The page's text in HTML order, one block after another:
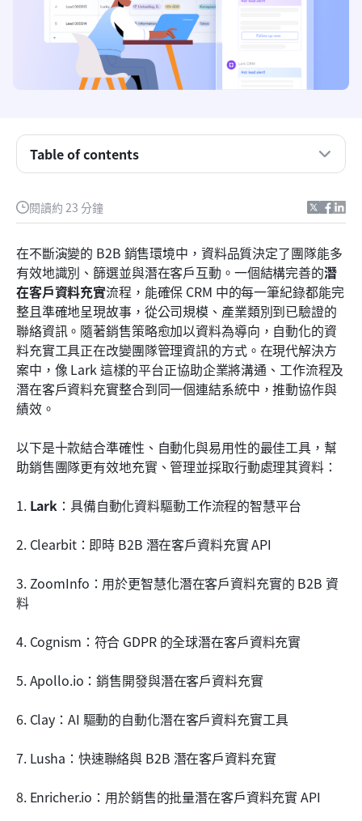
閱讀約 23 分鐘
在不斷演變的 B2B 銷售環境中，資料品質決定了團隊能多
有效地識別、篩選並與潛在客戶互動。一個結構完善的潛
在客戶資料充實流程，能確保 CRM 中的每一筆紀錄都能完
整且準確地呈現故事，從公司規模、產業類別到已驗證的
聯絡資訊。隨著銷售策略愈加以資料為導向，自動化的資
料充實工具正在改變團隊管理資訊的方式。在現代解決方
案中，像 Lark 這樣的平台正協助企業將溝通、工作流程及
潛在客戶資料充實整合到同一個連結系統中，推動協作與
績效。
以下是十款結合準確性、自動化與易用性的最佳工具，幫
助銷售團隊更有效地充實、管理並採取行動處理其資料：
1. Lark ：具備自動化資料驅動工作流程的智慧平台
2. Clearbit：即時 B2B 潛在客戶資料充實 API
3. ZoomInfo：用於更智慧化潛在客戶資料充實的 B2B 資
料
4. Cognism：符合 GDPR 的全球潛在客戶資料充實
5. Apollo.io：銷售開發與潛在客戶資料充實
6. Clay：AI 驅動的自動化潛在客戶資料充實工具
7. Lusha：快速聯絡與 B2B 潛在客戶資料充實
8. Enricher.io：用於銷售的批量潛在客戶資料充實 API
Table of contents
潛在客戶增強工具：快速比較表
什麼是潛在客戶充實？
為什麼名單充實對 B2B 銷售團隊很重要
潛在客戶充實在實務中的運作方式
前十名潛在客戶資料充實工具
從潛在客戶充實中最大化價值的實用技巧
常見錯誤及避免方法
結論
銷售中的潛在客戶充實是什麼？
在選擇潛在客戶資料充實工具之前，我應該考慮哪些
相關閱讀